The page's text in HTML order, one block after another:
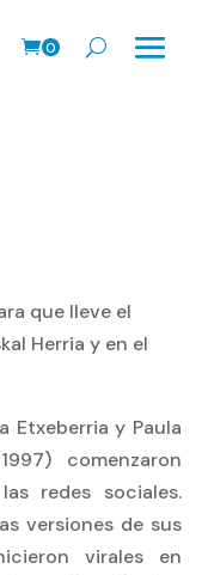
0
que lleve el
Herria y en el
Etxeberria y Paula
comenzaron
redes sociales.
versiones de sus
virales en